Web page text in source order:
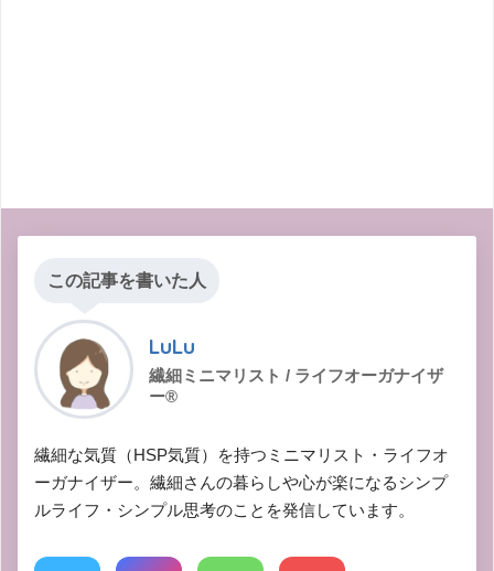
この記事を書いた人
LuLu
繊細ミニマリスト / ライフオーガナイザ
ー®︎
繊細な気質（HSP気質）を持つミニマリスト・ライフオ
ーガナイザー。繊細さんの暮らしや心が楽になるシンプ
ルライフ・シンプル思考のことを発信しています。